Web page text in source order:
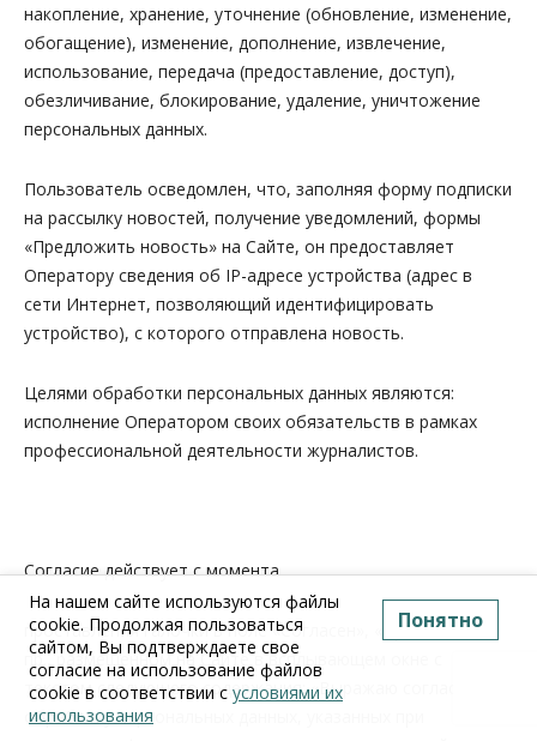
накопление, хранение, уточнение (обновление, изменение,
обогащение), изменение, дополнение, извлечение,
использование, передача (предоставление, доступ),
обезличивание, блокирование, удаление, уничтожение
персональных данных.
Пользователь осведомлен, что, заполняя форму подписки
на рассылку новостей, получение уведомлений, формы
«Предложить новость» на Сайте, он предоставляет
Оператору сведения об IP-адресе устройства (адрес в
сети Интернет, позволяющий идентифицировать
устройство), с которого отправлена новость.
Целями обработки персональных данных являются:
исполнение Оператором своих обязательств в рамках
профессиональной деятельности журналистов.
Согласие действует с момента
проставления галочки в поле «Согласен», «Принимаю» и
пр., размещенном на Сайте в всплывающем окне с
текстом следующего содержания:«Выражаю согласие на
обработку персональных данных, указанных при
На нашем сайте используются файлы
cookie. Продолжая пользоваться
сайтом, Вы подтверждаете свое
согласие на использование файлов
cookie в соответствии с условиями их
использования
Понятно